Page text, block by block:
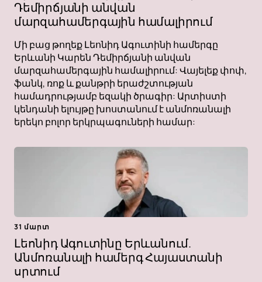
Դեմիրճյանի անվան
մարզահամերգային համալիրում
Մի բաց թողեք Լեոնիդ Ագուտինի համերգը
Երևանի Կարեն Դեմիրճյանի անվան
մարզահամերգային համալիրում: Վայելեք փոփ,
ֆանկ, ռոք և քանթրի երաժշտության
համադրությամբ եզակի ծրագիր: Արտիստի
կենդանի ելույթը խոստանում է անմոռանալի
երեկո բոլոր երկրպագուների համար:
31 մարտ
Լեոնիդ Ագուտինը Երևանում.
Անմոռանալի համերգ Հայաստանի
սրտում